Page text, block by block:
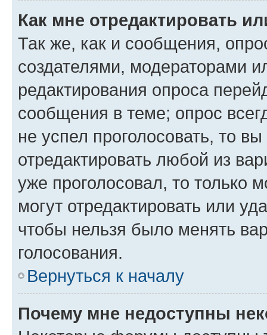
Как мне отредактировать
Так же, как и сообщения,
создателями, модераторами
редактирования опроса
сообщения в теме; опрос
не успел проголосовать, то
отредактировать любой из
уже проголосовал, то только
могут отредактировать или
чтобы нельзя было менять
голосования.
Вернуться к началу
Почему мне недоступны